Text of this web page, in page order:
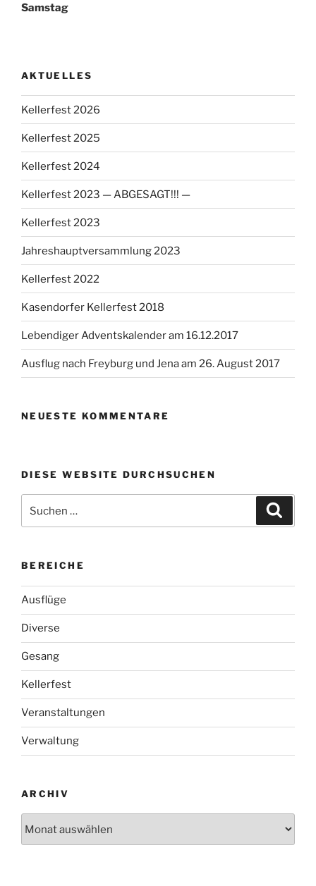
Samstag
AKTUELLES
Kellerfest 2026
Kellerfest 2025
Kellerfest 2024
Kellerfest 2023 — ABGESAGT!!! —
Kellerfest 2023
Jahreshauptversammlung 2023
Kellerfest 2022
Kasendorfer Kellerfest 2018
Lebendiger Adventskalender am 16.12.2017
Ausflug nach Freyburg und Jena am 26. August 2017
NEUESTE KOMMENTARE
DIESE WEBSITE DURCHSUCHEN
nach:
BEREICHE
Ausflüge
Diverse
Gesang
Kellerfest
Veranstaltungen
Verwaltung
ARCHIV